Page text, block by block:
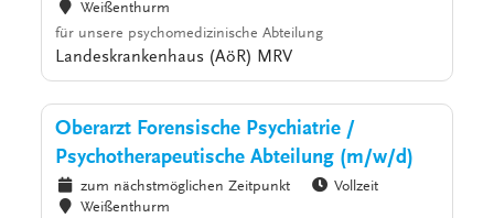
Weißenthurm
für unsere psychomedizinische Abteilung
Landeskrankenhaus (AöR) MRV
Oberarzt Forensische Psychiatrie /
Psychotherapeutische Abteilung (m/w/d)
zum nächstmöglichen Zeitpunkt
Vollzeit
Weißenthurm